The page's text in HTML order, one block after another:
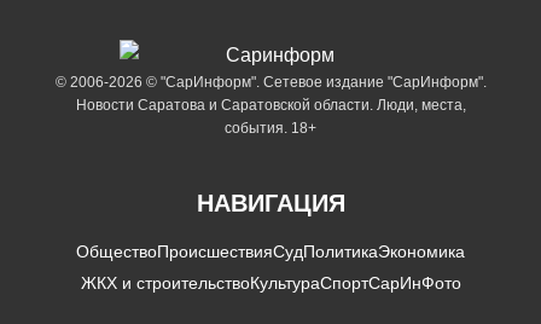
© 2006-2026 © "СарИнформ". Сетевое издание "СарИнформ".
Новости Саратова и Саратовской области. Люди, места,
события. 18+
НАВИГАЦИЯ
ОбществоПроисшествияСудПолитикаЭкономика
ЖКХ и строительствоКультураСпортСарИнФото